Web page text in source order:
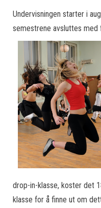
Undervisningen starter i
semestrene avsluttes med
drop-in-klasse, koster det
klasse for å finne ut om